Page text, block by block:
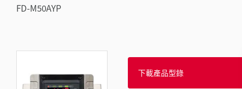
FD-M50AYP
下載產品型錄